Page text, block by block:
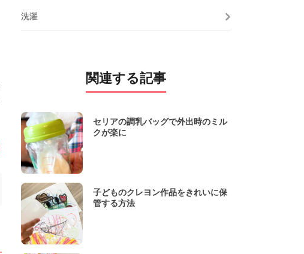
洗濯
関連する記事
セリアの調乳バッグで外出時のミル
クが楽に
子どものクレヨン作品をきれいに保
管する方法